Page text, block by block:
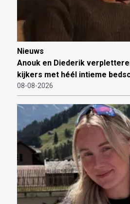
Nieuws
Anouk en Diederik
kijkers met héél intieme
08-08-2026